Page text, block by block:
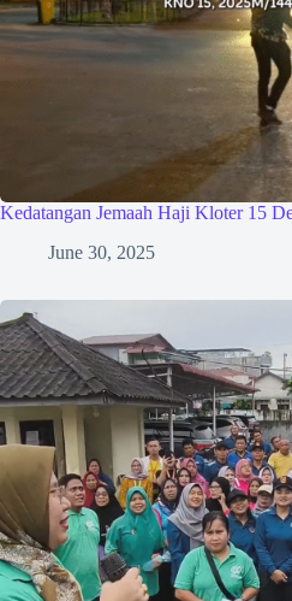
Kedatangan Jemaah Haji Kloter 15
June 30, 2025